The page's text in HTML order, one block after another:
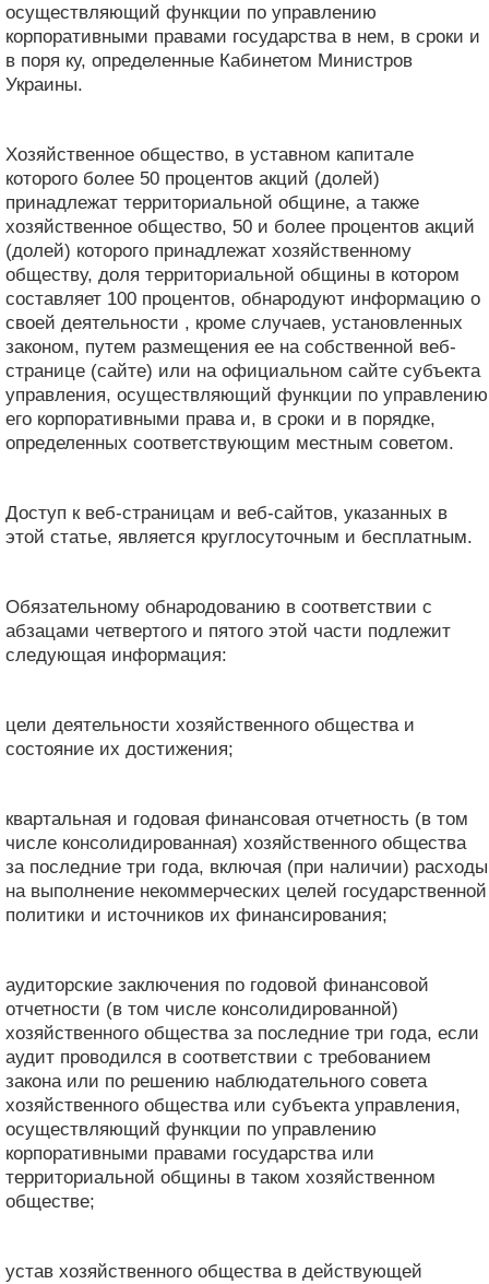
осуществляющий функции по управлению
корпоративными правами государства в нем, в сроки и
в поря ку, определенные Кабинетом Министров
Украины.
Хозяйственное общество, в уставном капитале
которого более 50 процентов акций (долей)
принадлежат территориальной общине, а также
хозяйственное общество, 50 и более процентов акций
(долей) которого принадлежат хозяйственному
обществу, доля территориальной общины в котором
составляет 100 процентов, обнародуют информацию о
своей деятельности , кроме случаев, установленных
законом, путем размещения ее на собственной веб-
странице (сайте) или на официальном сайте субъекта
управления, осуществляющий функции по управлению
его корпоративными права и, в сроки и в порядке,
определенных соответствующим местным советом.
Доступ к веб-страницам и веб-сайтов, указанных в
этой статье, является круглосуточным и бесплатным.
Обязательному обнародованию в соответствии с
абзацами четвертого и пятого этой части подлежит
следующая информация:
цели деятельности хозяйственного общества и
состояние их достижения;
квартальная и годовая финансовая отчетность (в том
числе консолидированная) хозяйственного общества
за последние три года, включая (при наличии) расходы
на выполнение некоммерческих целей государственной
политики и источников их финансирования;
аудиторские заключения по годовой финансовой
отчетности (в том числе консолидированной)
хозяйственного общества за последние три года, если
аудит проводился в соответствии с требованием
закона или по решению наблюдательного совета
хозяйственного общества или субъекта управления,
осуществляющий функции по управлению
корпоративными правами государства или
территориальной общины в таком хозяйственном
обществе;
устав хозяйственного общества в действующей